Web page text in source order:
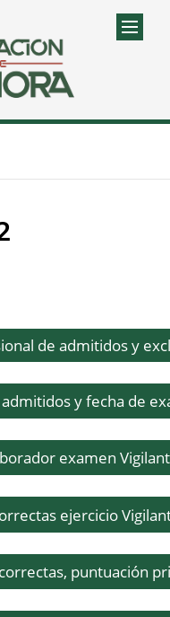
de admitidos y
y fecha de
examen
ejercicio
puntuación